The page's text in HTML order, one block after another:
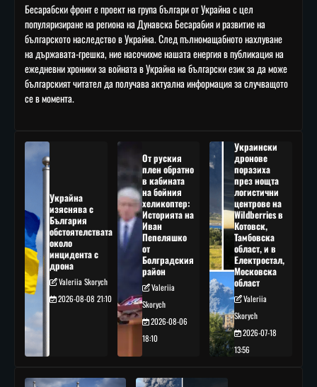
Бесарабски фронт е проект на група българи от Украйна с цел
популяризиране на региона на Дунавска Бесарабия и развитие на
българското наследство в Украйна. След пълномащабното нахлуване
на държавата-грешка, ние насочихме нашата енергия в публикация на
ежедневни хроники за войната в Украйна на български език за да може
българският читател да получава актуална информация за случващото
се в момента.
Украйна
изяснява с
България
обстоятелствата
около
инцидента с
дрона
Valeriia Skorych
2026-08-08 21:10
От руския
плен обратно
в кабината
на бойния
хеликоптер:
Историята на
Иван
Пепеляшко
от
Болградския
район
Valeriia
Skorych
2026-08-06
18:10
Украински
дронове
поразиха
през нощта
логистични
центрове на
Wildberries в
Котовск,
Тамбовска
област, и в
Електростал,
Московска
област
Valeriia
Skorych
2026-07-18
13:56